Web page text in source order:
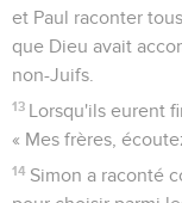
et Paul raconter
que Dieu avait
non-Juifs.
13 Lorsqu'ils eurent
« Mes frères,
14 Simon a raconté